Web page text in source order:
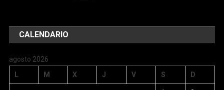
CALENDARIO
agosto 2026
L
M X J V S D